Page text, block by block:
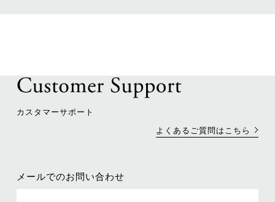
カスタマーサポート
よくあるご質問はこちら
メールでのお問い合わせ